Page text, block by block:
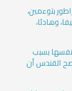
بتوءمين،
وهادئا،
بسبب
القندس أن